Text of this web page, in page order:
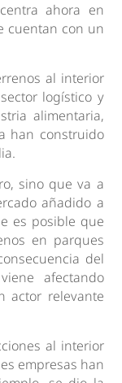
ahora en
cuentan con un
al interior
logístico y
alimentaria,
han construido
sino que va a
añadido a
es posible que
en parques
del
afectando
actor relevante
al interior
empresas han